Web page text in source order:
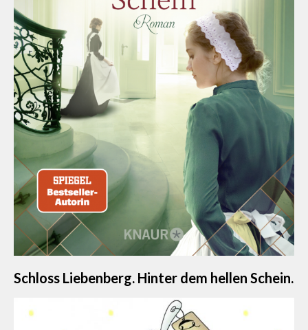
Schloss Liebenberg. Hinter dem hellen Schein.